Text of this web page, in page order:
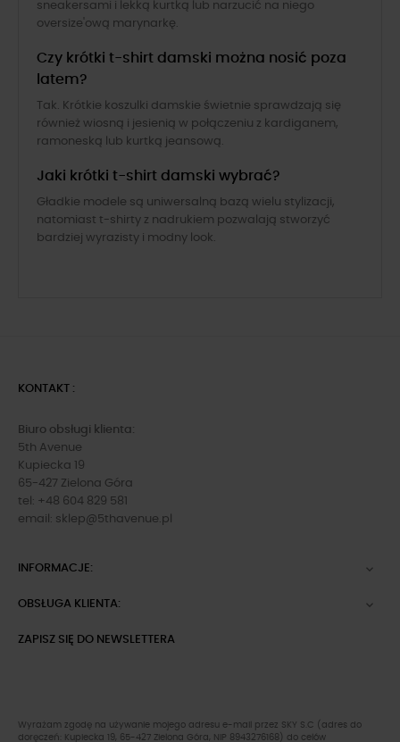
sneakersami i lekką kurtką lub narzucić na niego
oversize'ową marynarkę.
Czy krótki t-shirt damski można nosić poza
latem?
Tak. Krótkie koszulki damskie świetnie sprawdzają się
również wiosną i jesienią w połączeniu z kardiganem,
ramoneską lub kurtką jeansową.
Jaki krótki t-shirt damski wybrać?
Gładkie modele są uniwersalną bazą wielu stylizacji,
natomiast t-shirty z nadrukiem pozwalają stworzyć
bardziej wyrazisty i modny look.
KONTAKT :
Biuro obsługi klienta:
5th Avenue
Kupiecka 19
65-427 Zielona Góra
tel: +48 604 829 581
email: sklep@5thavenue.pl
INFORMACJE: 
OBSŁUGA KLIENTA: 
ZAPISZ SIĘ DO NEWSLETTERA
Wyrażam zgodę na używanie mojego adresu e-mail przez SKY S.C (adres do
doręczeń: Kupiecka 19, 65-427 Zielona Góra, NIP 8943276168) do celów